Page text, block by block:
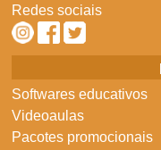
Redes sociais
Softwares educativos
Videoaulas
Pacotes promocionais